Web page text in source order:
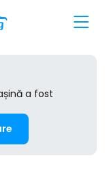
a fost